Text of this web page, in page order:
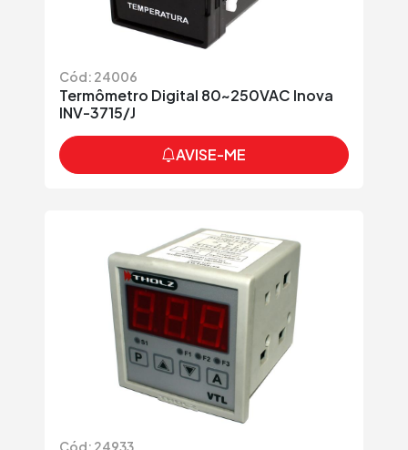
Cód: 24006
Termômetro Digital 80~250VAC Inova
INV-3715/J
AVISE-ME
Cód: 24933